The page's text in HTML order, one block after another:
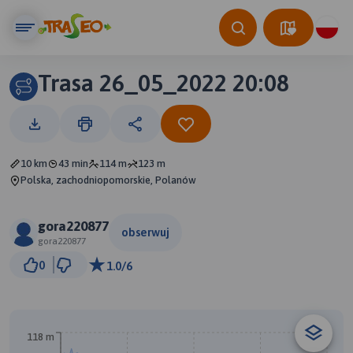
Trasa 26_05_2022 20:08
10 km 43 min 114 m
123 m
Polska, zachodniopomorskie, Polanów
gora220877
gora220877
obserwuj
0 1.0/6
118 m